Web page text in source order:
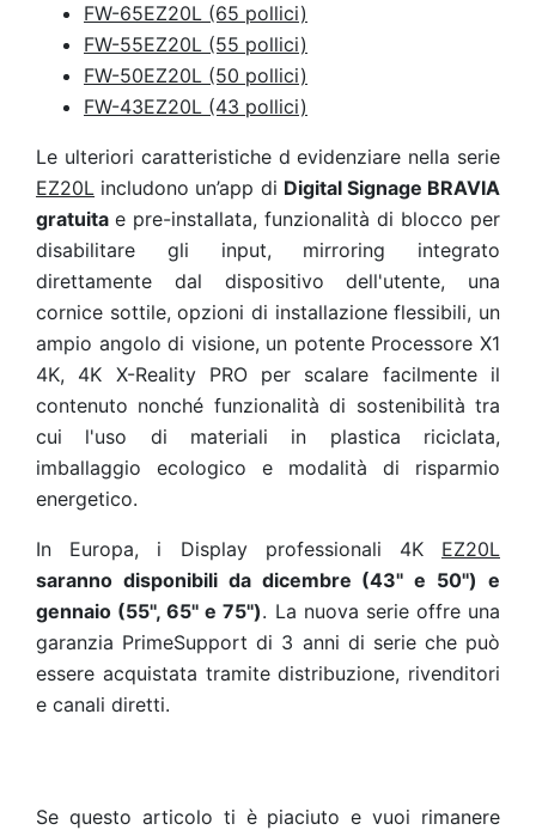
FW-65EZ20L (65 pollici)
FW-55EZ20L (55 pollici)
FW-50EZ20L (50 pollici)
FW-43EZ20L (43 pollici)
Le ulteriori caratteristiche d evidenziare nella serie
EZ20L includono un’app di Digital Signage BRAVIA
gratuita e pre-installata, funzionalità di blocco per
disabilitare gli input, mirroring integrato
direttamente dal dispositivo dell'utente, una
cornice sottile, opzioni di installazione flessibili, un
ampio angolo di visione, un potente Processore X1
4K, 4K X-Reality PRO per scalare facilmente il
contenuto nonché funzionalità di sostenibilità tra
cui l'uso di materiali in plastica riciclata,
imballaggio ecologico e modalità di risparmio
energetico.
In Europa, i Display professionali 4K EZ20L
saranno disponibili da dicembre (43'' e 50'') e
gennaio (55'', 65'' e 75''). La nuova serie offre una
garanzia PrimeSupport di 3 anni di serie che può
essere acquistata tramite distribuzione, rivenditori
e canali diretti.
Se questo articolo ti è piaciuto e vuoi rimanere